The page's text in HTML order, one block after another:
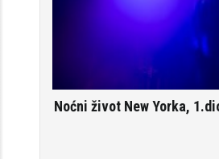
Noćni život New Yorka,